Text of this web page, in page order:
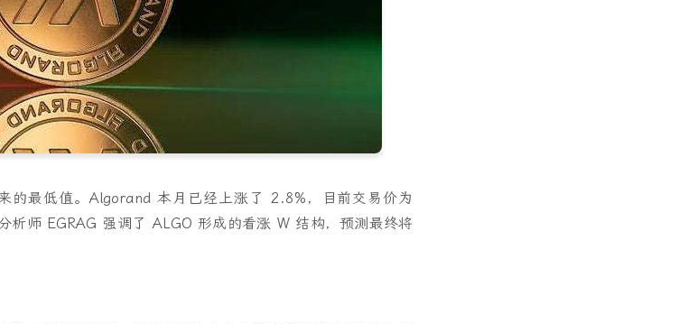
最低值。Algorand 本月已经上涨了 2.8%，目前交易价为
师 EGRAG 强调了 ALGO 形成的看涨 W 结构，预测最终将